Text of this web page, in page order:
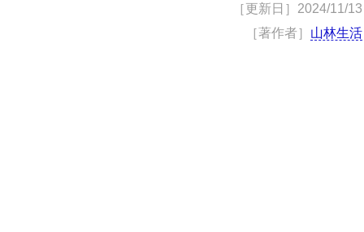
［更新日］ 2024/11/13
［著作者］ 山林生活